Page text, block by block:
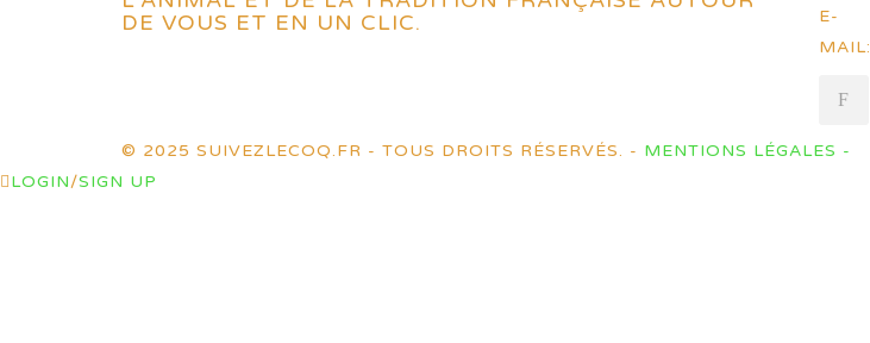
DE VOUS ET EN UN CLIC.
E-
MAIL:
© 2025 SUIVEZLECOQ.FR - TOUS DROITS RÉSERVÉS. - MENTIONS LÉGALES -
LOGIN/SIGN UP